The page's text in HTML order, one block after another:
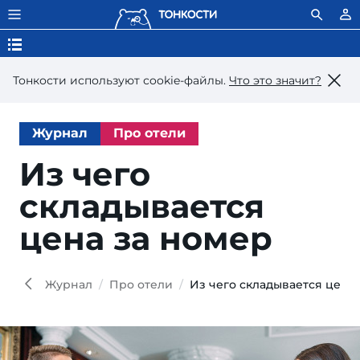
Тонкости используют сookie-файлы. Что это значит?
Журнал Про отели
Из чего
складывается
цена за номер
Журнал Про отели Из чего складывается